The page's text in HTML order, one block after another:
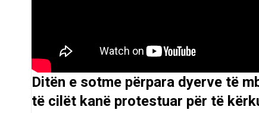
Ditën e sotme përpara dyerve të
të cilët kanë protestuar për të